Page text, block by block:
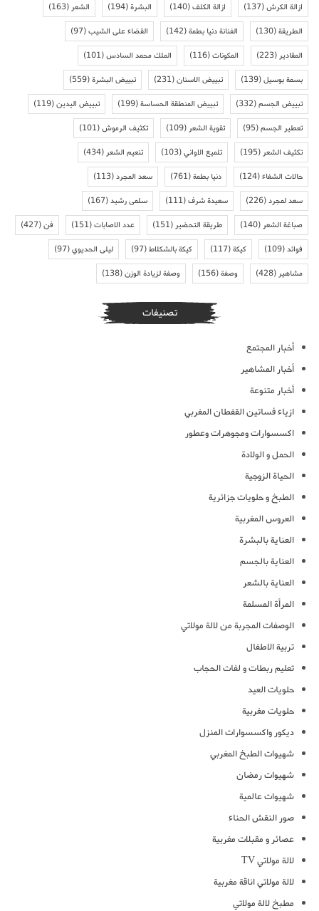
ازالة الكرش(137) ازالة الكلف(140) البشرة(194) الشعر(163)
الطريقة(130) الفنانة دنيا بطمة(142) القضاء على الشيب(97)
المقادير(223) المكونات(116) الملك محمد السادس(101)
بسمة بوسيل(139) تبييض الاسنان(231) تبييض البشرة(559)
تبييض الجسم(332) تبييض المنطقة الحساسة(199) تبييض اليدين(119)
تعطير الجسم(95) تقوية الشعر(109) تكثيف الرموش(101)
تكثيف الشعر(195) تلميع الاواني(103) تنعيم الشعر(434)
حالات الشفاء(124) دنيا بطمة(761) سعد المجرد(113)
سعد لمجرد(226) سعيدة شرف(111) سلمى رشيد(167)
صباغة الشعر(140) طريقة التحضير(151) عدد الاصابات(151) فن(427)
فوائد(109) كيكة(117) كيكة بالشكلاط(97) ليلى الحديوي(97)
مشاهير(428) وصفة(156) وصفة لزيادة الوزن(138)
تصنيفات
أخبار المجتمع
أخبار المشاهير
أخبار متنوعة
ازياء فساتين القفطان المغربي
اكسسوارات ومجوهرات وعطور
الحمل و الولادة
الحياة الزوجية
الطبخ و حلويات جزائرية
العروس المغربية
العناية بالبشرة
العناية بالجسم
العناية بالشعر
المرأة المسلمة
الوصفات المجربة من لالة مولاتي
تربية الاطفال
تعليم ربطات و لفات الحجاب
حلويات العيد
حلويات مغربية
ديكور واكسسوارات المنزل
شهيوات الطبخ المغربي
شهيوات رمضان
شهيوات عالمية
صور النقش الحناء
عصائر و مقبلات مغربية
لالة مولاتي TV
لالة مولاتي اناقة مغربية
مطبخ لالة مولاتي